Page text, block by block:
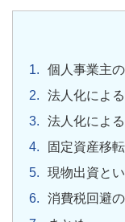
個人事業主
法人化によ
法人化によ
固定資産移
現物出資と
消費税回避